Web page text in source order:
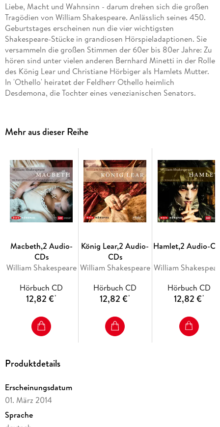
Liebe, Macht und Wahnsinn - darum drehen sich die großen
Tragödien von William Shakespeare. Anlässlich seines 450.
Geburtstages erscheinen nun die vier wichtigsten
Shakespeare-Stücke in grandiosen Hörspieladaptionen. Sie
versammeln die großen Stimmen der 60er bis 80er Jahre: Zu
hören sind unter vielen anderen Bernhard Minetti in der Rolle
des König Lear und Christiane Hörbiger als Hamlets Mutter.
In 'Othello' heiratet der Feldherr Othello heimlich
Desdemona, die Tochter eines venezianischen Senators.
finden. Othello glaubt Jagos Einflüsterungen und die
Tragödie nimmt ihren Lauf. Hörspiel mit Jutta Wachowiak,
Reimar Johannes Baur, Winfried Wagner, Klaus Piontek,
Joachim Tomaschewsky u. v. a. Produktion: Rundfunk der
DDR, 19702 CDs Laufzeit ca. 90 min
Mehr aus dieser Reihe
Macbeth,2 Audio-
CDs
William Shakespeare
Hörbuch CD
12,82 €*
König Lear,2 Audio-
CDs
William Shakespeare
Hörbuch CD
12,82 €*
Hamlet,2 Audio-
William
Hörbuch CD
12,82 €*
Produktdetails
Erscheinungsdatum
01. März 2014
Sprache